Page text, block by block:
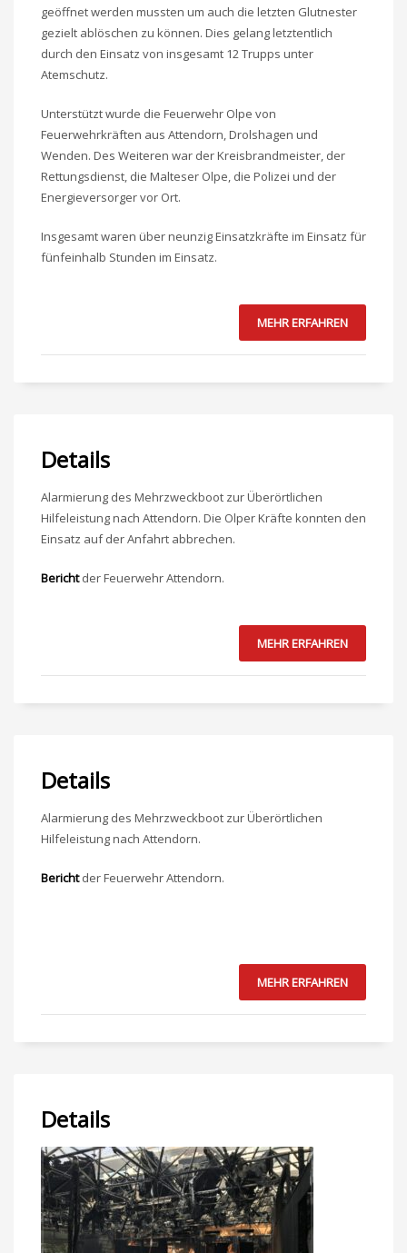
geöffnet werden mussten um auch die letzten Glutnester
gezielt ablöschen zu können. Dies gelang letztentlich
durch den Einsatz von insgesamt 12 Trupps unter
Atemschutz.
Unterstützt wurde die Feuerwehr Olpe von
Feuerwehrkräften aus Attendorn, Drolshagen und
Wenden. Des Weiteren war der Kreisbrandmeister, der
Rettungsdienst, die Malteser Olpe, die Polizei und der
Energieversorger vor Ort.
Insgesamt waren über neunzig Einsatzkräfte im Einsatz für
fünfeinhalb Stunden im Einsatz.
MEHR ERFAHREN
Details
Alarmierung des Mehrzweckboot zur Überörtlichen
Hilfeleistung nach Attendorn. Die Olper Kräfte konnten den
Einsatz auf der Anfahrt abbrechen.
Berichtder Feuerwehr Attendorn.
MEHR ERFAHREN
Details
Alarmierung des Mehrzweckboot zur Überörtlichen
Hilfeleistung nach Attendorn.
Berichtder Feuerwehr Attendorn.
MEHR ERFAHREN
Details